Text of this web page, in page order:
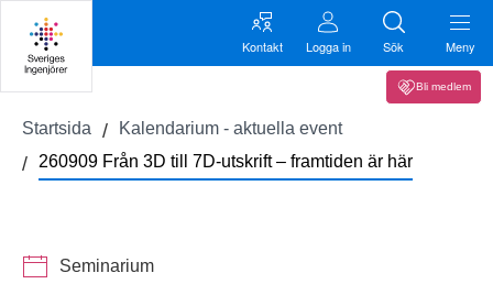
Kontakt Logga in Sök Meny
Bli medlem
Startsida
Kalendarium - aktuella event
260909 Från 3D till 7D-utskrift – framtiden är här
Seminarium